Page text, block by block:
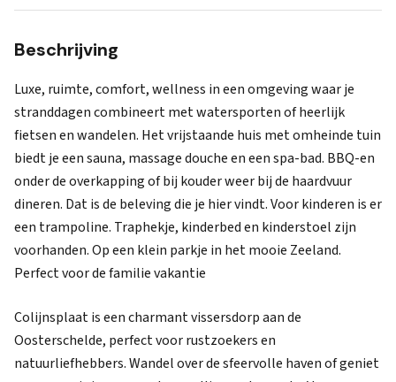
Beschrijving
Luxe, ruimte, comfort, wellness in een omgeving waar je
stranddagen combineert met watersporten of heerlijk
fietsen en wandelen. Het vrijstaande huis met omheinde tuin
biedt je een sauna, massage douche en een spa-bad. BBQ-en
onder de overkapping of bij kouder weer bij de haardvuur
dineren. Dat is de beleving die je hier vindt. Voor kinderen is er
een trampoline. Traphekje, kinderbed en kinderstoel zijn
voorhanden. Op een klein parkje in het mooie Zeeland.
Perfect voor de familie vakantie
Colijnsplaat is een charmant vissersdorp aan de
Oosterschelde, perfect voor rustzoekers en
natuurliefhebbers. Wandel over de sfeervolle haven of geniet